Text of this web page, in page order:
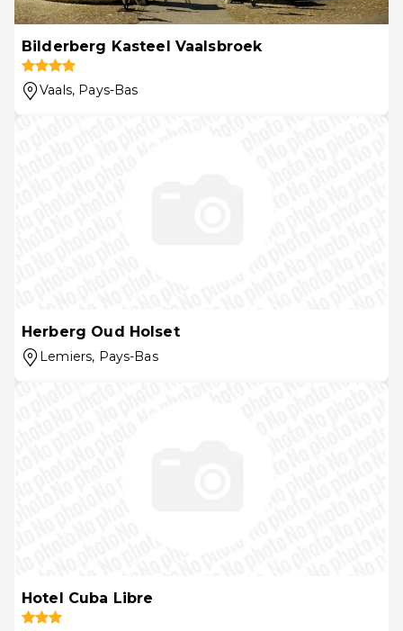
Bilderberg Kasteel Vaalsbroek
Vaals, Pays-Bas
Herberg Oud Holset
Lemiers, Pays-Bas
Hotel Cuba Libre